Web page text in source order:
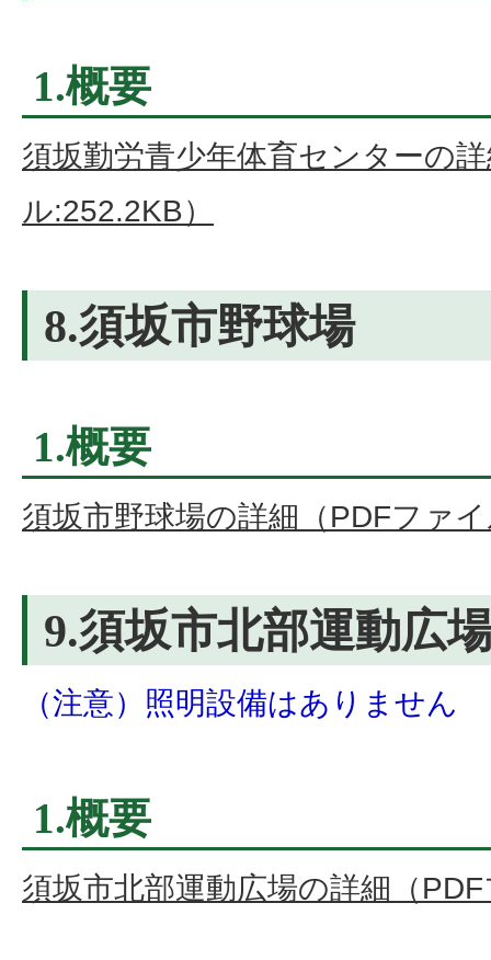
1.概要
須坂勤労青少年体育センターの
ル:252.2KB）
8.須坂市野球場
1.概要
須坂市野球場の詳細（PDFファ
9.須坂市北部運動広
（注意）照明設備はありません
1.概要
須坂市北部運動広場の詳細（